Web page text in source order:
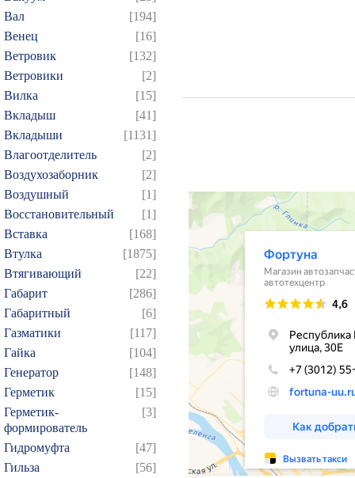
Вал
[194]
Венец
[16]
Ветровик
[132]
Ветровики
[2]
Вилка
[15]
Вкладыш
[41]
Вкладыши
[1131]
Влагоотделитель
[2]
Воздухозаборник
[2]
Воздушный
[1]
Восстановительный
[1]
Вставка
[168]
Втулка
[1875]
Втягивающий
[22]
Габарит
[286]
Габаритный
[6]
Газматики
[117]
Гайка
[104]
Генератор
[148]
Герметик
[15]
Герметик-
формирователь
[3]
Гидромуфта
[47]
Гильза
[56]